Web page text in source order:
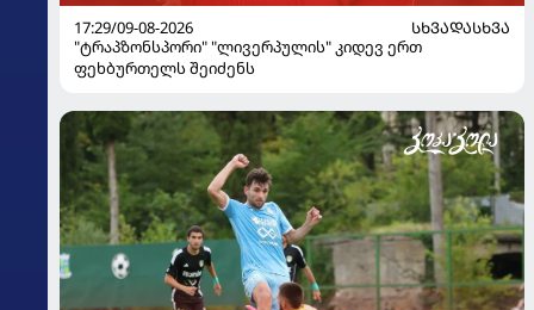
17:29/09-08-2026
ᲡᲮᲕᲐᲓᲐᲡᲮᲕᲐ
"ტრაპზონსპორი" "ლივერპულის" კიდევ ერთ
ფეხბურთელს შეიძენს